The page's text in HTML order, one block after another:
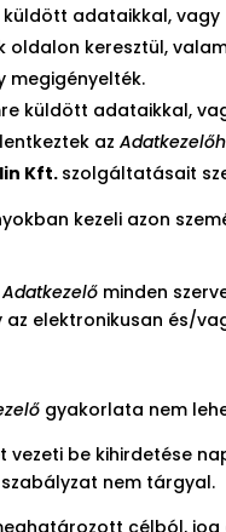
adataikkal, vagy
keresztül,
megigényelték.
küldött adataikkal,
az
Kft. szolgáltatásait
kezeli azon
Adatkezelő minden
elektronikusan és/
gyakorlata nem
be kihirdetése
nem tárgyal.
célból,